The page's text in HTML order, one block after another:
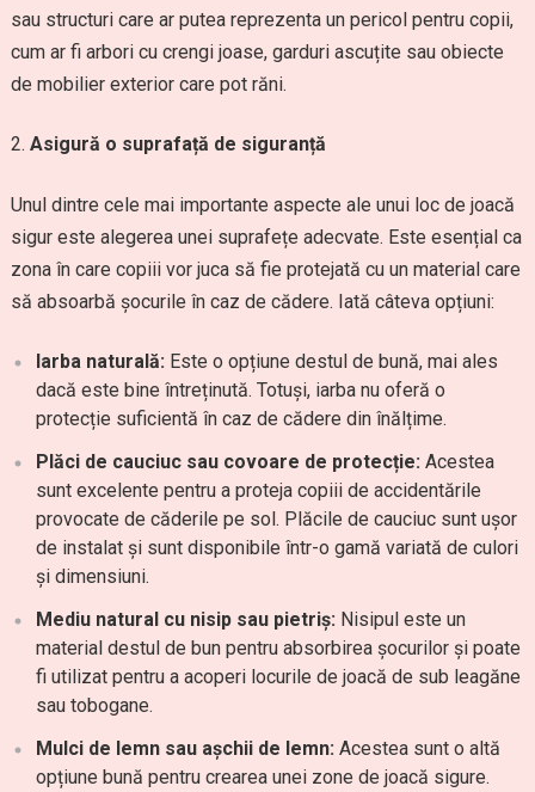
sau structuri care ar putea reprezenta un pericol pentru copii,
cum ar fi arbori cu crengi joase, garduri ascuțite sau obiecte
de mobilier exterior care pot răni.
Asigură o suprafață de siguranță
Unul dintre cele mai importante aspecte ale unui loc de joacă
sigur este alegerea unei suprafețe adecvate. Este esențial ca
zona în care copiii vor juca să fie protejată cu un material care
să absoarbă șocurile în caz de cădere. Iată câteva opțiuni:
Iarba naturală: Este o opțiune destul de bună, mai ales
dacă este bine întreținută. Totuși, iarba nu oferă o
protecție suficientă în caz de cădere din înălțime.
Plăci de cauciuc sau covoare de protecție: Acestea
sunt excelente pentru a proteja copiii de accidentările
provocate de căderile pe sol. Plăcile de cauciuc sunt ușor
de instalat și sunt disponibile într-o gamă variată de culori
și dimensiuni.
Mediu natural cu nisip sau pietriș: Nisipul este un
material destul de bun pentru absorbirea șocurilor și poate
fi utilizat pentru a acoperi locurile de joacă de sub leagăne
sau tobogane.
Mulci de lemn sau așchii de lemn: Acestea sunt o altă
opțiune bună pentru crearea unei zone de joacă sigure.